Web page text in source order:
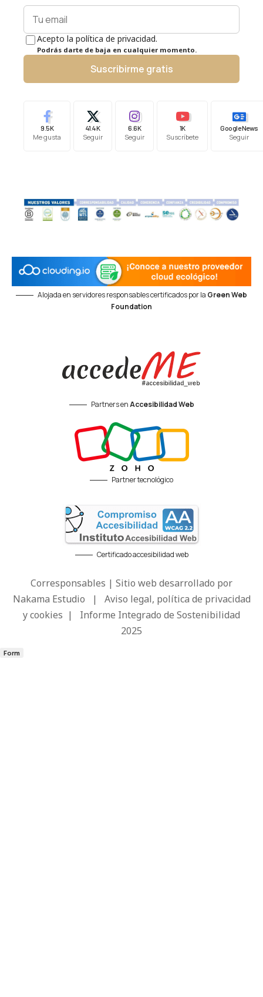
Acepto la política de privacidad.
Podrás darte de baja en cualquier momento.
Suscribirme gratis
9.5K
Me gusta
41.4K
Seguir
6.6K
Seguir
1K
Suscríbete
Google News
Seguir
Alojada en servidores responsables certificados por la Green Web
Foundation
Partners enAccesibilidad Web
Partner tecnológico
Certificado accesibilidad web
Corresponsables | Sitio web desarrollado por
Nakama Estudio | Aviso legal, política de privacidad
y cookies | Informe Integrado de Sostenibilidad
2025
Form